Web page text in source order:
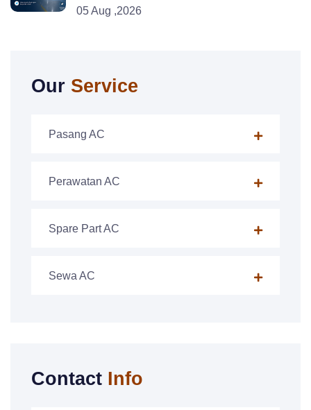
05 Aug ,2026
Our Service
Pasang AC
Perawatan AC
Spare Part AC
Sewa AC
Contact Info